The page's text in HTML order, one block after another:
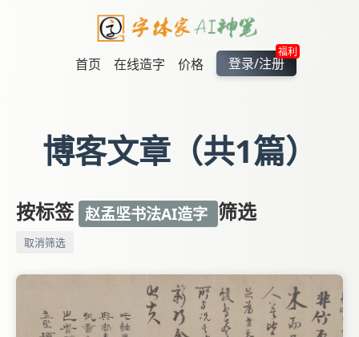
首页 在线造字 价格
福利
登录/注册
博客文章（共1篇）
按标签 赵孟坚书法AI造字 筛选
取消筛选